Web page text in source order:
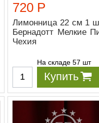
720 Р
Лимонница 22 см 1
Бернадотт Мелкие
Чехия
На складе 57 шт
Купить